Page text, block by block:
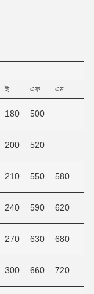
ই এফ এম
180 500
200 520
210 550 580
240 590 620
270 630 680
300 660 720